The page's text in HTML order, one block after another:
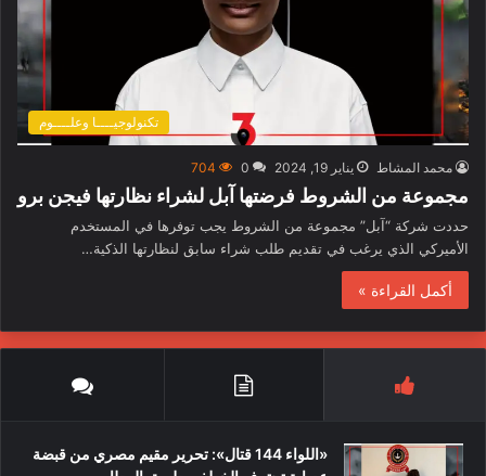
تكنولوجيــــا وعلــــوم
محمد المشاط يناير 19, 2024 0
704
مجموعة من الشروط فرضتها آبل لشراء نظارتها فيجن برو
حددت شركة “آبل” مجموعة من الشروط يجب توفرها في المستخدم
الأميركي الذي يرغب في تقديم طلب شراء سابق لنظارتها الذكية…
أكمل القراءة »
«اللواء 144 قتال»: تحرير مقيم مصري من قبضة